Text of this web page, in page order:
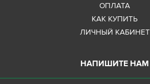
ОПЛАТА
КАК КУПИТЬ
ЛИЧНЫЙ КАБИНЕТ
НАПИШИТЕ НАМ